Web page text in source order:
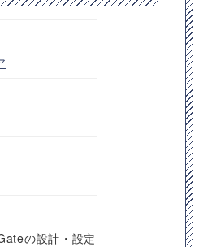
の設計・設定